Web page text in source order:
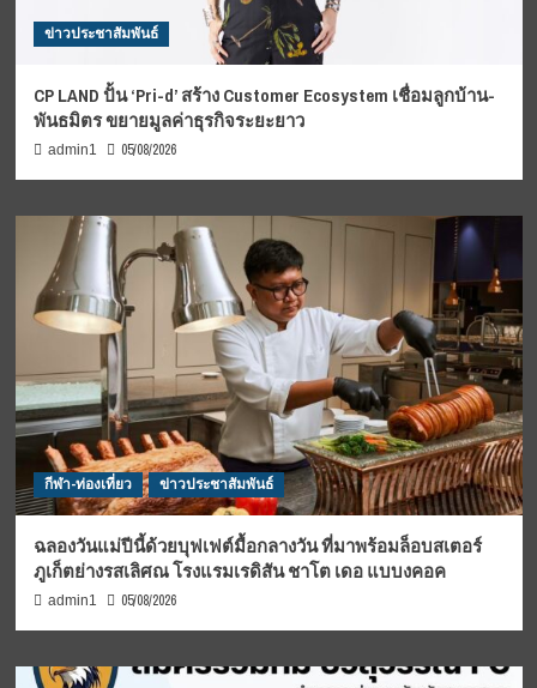
ข่าวประชาสัมพันธ์
CP LAND ปั้น ‘Pri-d’ สร้าง Customer Ecosystem เชื่อมลูกบ้าน-
พันธมิตร ขยายมูลค่าธุรกิจระยะยาว
admin1 05/08/2026
กีฬา-ท่องเที่ยว ข่าวประชาสัมพันธ์
ฉลองวันแม่ปีนี้ด้วยบุฟเฟต์มื้อกลางวัน ที่มาพร้อมล็อบสเตอร์
ภูเก็ตย่างรสเลิศณ โรงแรมเรดิสัน ชาโต เดอ แบบงคอค
admin1 05/08/2026